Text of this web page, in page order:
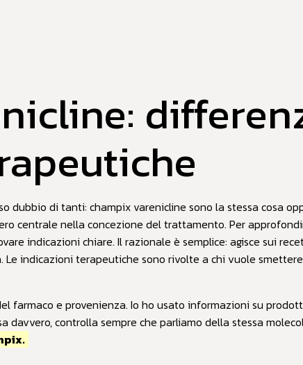
dubbio di tanti: champix varenicline sono la stessa cosa
centrale nella concezione del trattamento. Per
indicazioni chiare. Il razionale è semplice: agisce sui
indicazioni terapeutiche sono rivolte a chi vuole
farmaco e provenienza. Io ho usato informazioni su
controlla sempre che parliamo della stessa